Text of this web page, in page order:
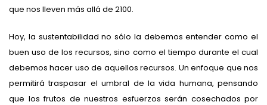
que nos lleven más allá de 2100.
Hoy, la sustentabilidad no sólo la debemos entender como el
buen uso de los recursos, sino como el tiempo durante el cual
debemos hacer uso de aquellos recursos. Un enfoque que nos
permitirá traspasar el umbral de la vida humana, pensando
que los frutos de nuestros esfuerzos serán cosechados por